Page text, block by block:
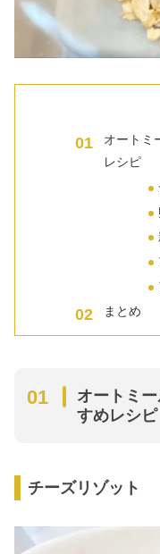
オートミ
レシピ
まとめ
オートミ
すめレシピ
チーズリゾット